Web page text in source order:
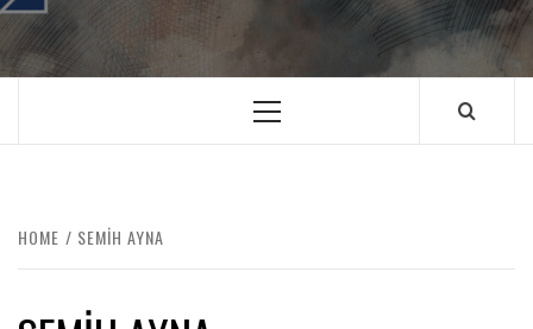
HOME SEMIH AYNA